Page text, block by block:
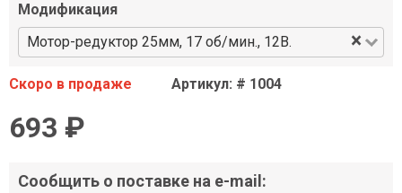
Модификация
Мотор-редуктор 25мм, 17 об/мин., 12В.
×
Скоро в продаже Артикул: # 1004
693 ₽
Сообщить о поставке на e-mail: